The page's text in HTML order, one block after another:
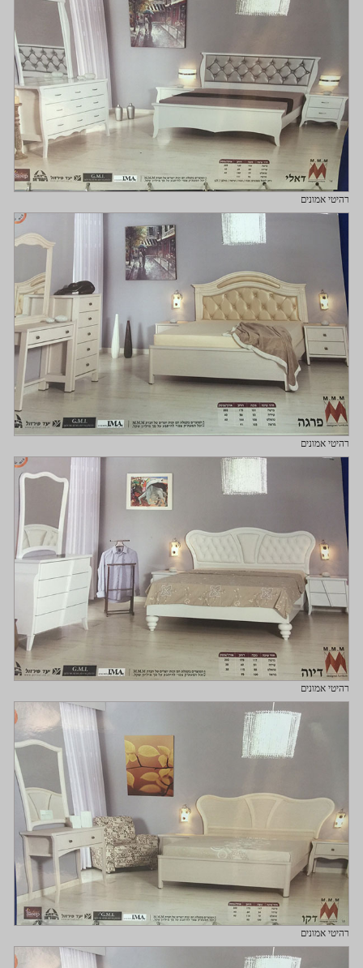
רהיטי אמונים
רהיטי אמונים
רהיטי אמונים
רהיטי אמונים